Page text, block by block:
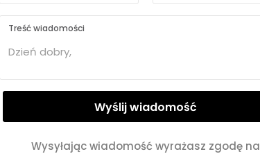
Treść wiadomości
Wysyłając wiadomość wyrażasz zgodę na